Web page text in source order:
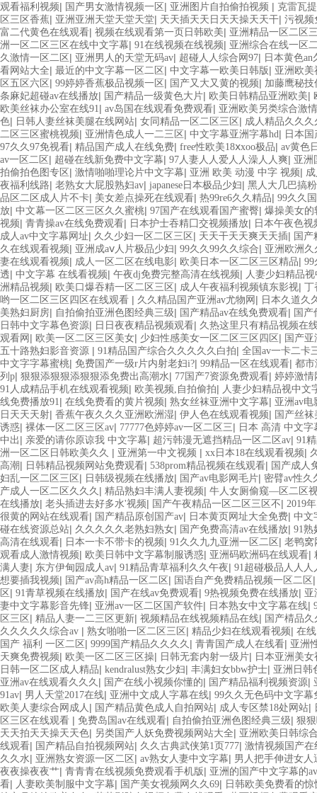
观看福利视频| 国产男女激情视频一区 | 亚洲图片自拍偷拍视频 | 克雷瓦
区三区香蕉| 亚洲亚洲天堂天堂天堂| 天天插天天日天天操天天干| 污视频
富二代黄色在线观看| 视频在线观看第一页日韩欧美| 亚洲精品一区二区
洲一区二区三区在线中文字幕| 91在线视频在线视频| 亚洲综合在线一区
久激情一区二区 | 亚洲男人的天堂无码av| 超碰人人综合网97| 日本黄色an
看网站大全| 最近的中文字幕一区二区 | 中文字幕一欧美日韩版 | 亚洲欧
区五区六区 | 99婷婷香蕉极品视频一区 | 国产又大又黄的视频| 加藤鹰秘
条麻妃超碰av在线播放| 国产精品一级黄色大片| 欧美日韩精品亚洲欧美|
欧美丝袜办公室在线91| av岛国在线观看免费观看| 亚洲欧美另类综合激情
色| 日韩人妻丝袜美腿在线网站| 女同精品一区二区三区 | 成人精品久久久
二区三区蜜桃视频| 亚洲情色成人一二三区 | 中文字幕亚洲字幕hd| 日本
97久久97免视看| 精品国产成人在线免费| free性欧美18ⅹxoo极品| av黄色
av一区二区 | 超碰在线新免费中文字幕| 97人妻人人爱人人澡人人爽| 亚洲
拍偷拍色图专区 | 激情啪啪理论片中文字幕| 亚洲 欧美 动漫 中字 视频|
夜福利线路| 老熟女大屁股熟妇av| japanese日本极品少妇| 黑人大几巴搞
品区二区成人片不卡| 美女差点操死在线观看| 热99re6久久精品| 99久久
放| 中文幕一区二区三区久久蜜桃| 97国产在线观看国产蜜臀| 爆操美女的
视频| 青青操av在线免费观看| 日本护士吞精囗交视频播放| 日本午夜色
成人av中文字幕网址| 久久少妇一区二区三区 | 天天干天天爽天天插| 国
久在线观看视频| 亚洲成aⅴ人片极品少妇| 99久久99久久综合| 亚洲欧洲
妻在线观看视频| 成人一区二区在线电影| 欧美日本一区二区三区精品| 99
透| 中文字幕 在线看视频| 午夜dj免费完整高清在线视频| 人妻少妇精品
洲精品视频| 欧美口爆吞精一区二区三区 | 成人午夜福利视频镇东影视| 丁
哟一区二区三区四区在线观看 | 久久精品国产亚洲av尤物网 | 日本久道久
美熟妇厨房| 自拍偷拍亚洲色图经典三级| 国产精品av在线免费观看| 国
日韩中文字幕色资源| 日日夜夜精品视频观看| 久热这里只有精品视频在
观看网 | 欧美一区二区三区美女| 少妇性感美女一区二区三区四区 | 国产
五十路熟妇影音资源 | 91精品国产综合久久久久久白拍| 全国av一卡二卡
中文字字幕蜜桃| 免费国产一级r片内射老妇i?| 99精品一区在线观看| 都市
列p| 狠狠添狠狠添狠狠添免费出高潮水| 77国产7资源免费观看| 婷婷激情
91人成精品手机在线观看视频| 欧美视频,自拍偷拍| 人妻少妇精品视中文
线免费播放91| 在线免费看的黄片视频| 熟女丝袜亚洲中文字幕| 亚洲av
日天天天射| 香蕉午夜久久久亚洲欧洲湿| 伊人色在线观看视频| 国产丝
诱惑| 裸体一区二区三区av| 77777色婷婷av一区二区三| 日本 高清 中文字
中出 | 亲爱的请你原谅我 中文字幕| 超污韩漫无遮挡精品一区二区av| 91
洲一区二区日韩欧美久久 | 亚洲第一中文视频 | xx日本18在线观看视频|
高潮| 日韩精品视频网站免费观看| 538prom精品视频在线观看| 国产成人
妇乱一区二区三区 | 日韩级视频在线播放| 国产av电影网毛片| 密臂av性久
产成人一区二区久久久 | 精品熟妇丰满人妻视频| 牛人女厕偷窥—区二区
在线播放| 老头插进去好多水'视频| 国产午夜精品一区二区三区不| 2019
很黄的网站在线观看| 国产精品原创国产av| 日本黄页网址大全免费| 中文
碰在线资源总站| 久久久久久老熟妇熟女| 国产免费高清av在线播放| 91熟
高清在线观看| 日本一卡不带卡的视频| 91久久九九亚洲一区二区 | 老鸭窝
观看成人激情视频| 欧美日韩中文字幕制服诱惑| 亚洲码欧洲码在线观看|
满人妻| 东方伊甸园成人av| 91精品青草福利久久午夜| 91超碰极品人人人
想要插我视频| 国产av高h精品一区二区 | 国语自产免费精品视频一区二区
区 | 91青草视频在线播放| 国产在线av免费观看| 9热视频免费在线播放| 亚
妻中文字幕影音先锋| 亚洲av一区二区国产软件| 日本熟女中文字幕在线|
区三区 | 精品人妻一二三区更新| 视频精品在线视频精品在线| 国产棈品
久久久久久综合av | 熟女啪啪一区二区三区 | 精品少妇在线观看视频| 在
国产 福利 一区二区 | 9999国产精品久久久久 | 青青国产成人在线看| 亚洲
天爽免费视频| 欧美一区二区三区操| 日韩无套内射一级片| 日本亚洲美
日韩一区二区成人精品| kendralust熟女少妇| 丰满妇女bbw护士| 亚洲日韩
亚洲av在线观看久久久 | 国产在线小视频你懂的| 国产精品福利视频资源|
91av| 男人天堂2017在线| 亚洲中文成人字幕在线| 99久久无色码中文字幕
欧美人妻综合网成人 | 国产精品黄色成人自拍网站| 成人专区禁18处网站|
区三区在线观看 | 免费岛国av在线观看| 自拍偷拍亚洲色图经典三级| 狠
天天拍天天操天天色| 另类国产人妖免费视频网站大全| 亚洲欧美日韩综
线观看| 国产精品自拍视频网站| 久久古典武侠第1页777| 激情视频国产在
久久水| 亚洲熟女资源一区二区 | av熟女人妻中文字幕| 男人把手伸进女人
夜夜操夜夜艹| 青青青在线视频免费观看手机版 | 亚洲的国产中文字幕的av
看| 人妻欧美制服中文字幕| 国产美女视频网久久69| 日韩欧美免费看的